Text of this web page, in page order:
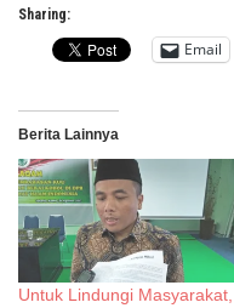
Sharing:
Email
Berita Lainnya
Untuk Lindungi Masyarakat,